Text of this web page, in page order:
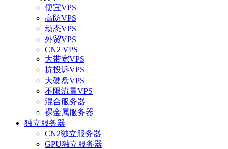
便宜VPS
高防VPS
动态VPS
外贸VPS
CN2 VPS
大带宽VPS
抗投诉VPS
大硬盘VPS
不限流量VPS
混合服务器
裸金属服务器
独立服务器
CN2独立服务器
GPU独立服务器